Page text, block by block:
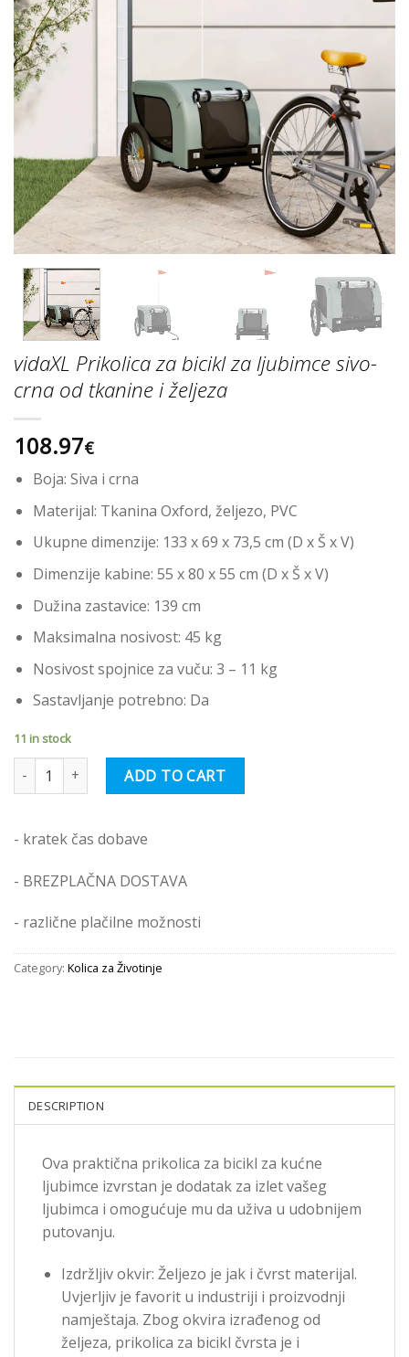
vidaXL Prikolica za bicikl za ljubimce sivo-
crna od tkanine i željeza
108.97€
Boja: Siva i crna
Materijal: Tkanina Oxford, željezo, PVC
Ukupne dimenzije: 133 x 69 x 73,5 cm (D x Š x V)
Dimenzije kabine: 55 x 80 x 55 cm (D x Š x V)
Dužina zastavice: 139 cm
Maksimalna nosivost: 45 kg
Nosivost spojnice za vuču: 3 – 11 kg
Sastavljanje potrebno: Da
11 in stock
vidaXL Prikolica za bicikl za ljubimce sivo-crna od tkanine i
ADD TO CART
- kratek čas dobave
- BREZPLAČNA DOSTAVA
- različne plačilne možnosti
Category: Kolica za Životinje
DESCRIPTION
Ova praktična prikolica za bicikl za kućne
ljubimce izvrstan je dodatak za izlet vašeg
ljubimca i omogućuje mu da uživa u udobnijem
putovanju.
Izdržljiv okvir: Željezo je jak i čvrst materijal.
Uvjerljiv je favorit u industriji i proizvodnji
namještaja. Zbog okvira izrađenog od
željeza, prikolica za bicikl čvrsta je i